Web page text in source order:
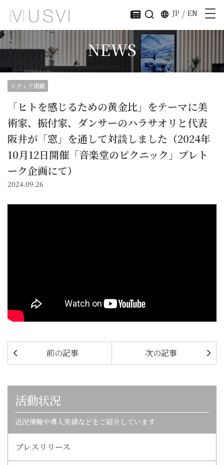
JP / EN
NEWS
メディア掲載
「ヒトを感じるための黄金比」をテーマに美
術家、振付家、ダンサーのハラサオリと代表
阪井が「窓」を通して対談しました（2024年
10月12日開催「音楽堂のピクニック」プレト
ーク企画にて）
2024.09.26
前の記事 次の記事
活動状況
近況情報や導入実績などをご紹介しています
プレスリリース